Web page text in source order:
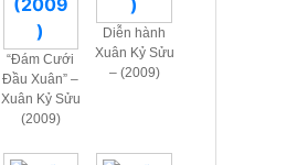
“Đám Cưới
Đầu Xuân” –
Xuân Kỷ Sửu
(2009)
Diễn hành
Xuân Kỷ Sửu
– (2009)